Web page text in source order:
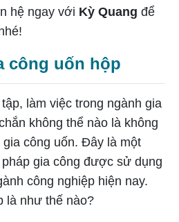
hệ ngay với Kỳ Quang để
công uốn hộp
làm việc trong ngành gia
không thể nào là không
công uốn. Đây là một
gia công được sử dụng
công nghiệp hiện nay.
là như thế nào?